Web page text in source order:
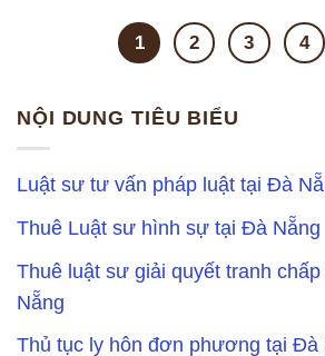
1 2 3 4
NỘI DUNG TIÊU BIỂU
Luật sư tư vấn pháp luật tại Đà
Thuê Luật sư hình sự tại Đà Nẵng
Thuê luật sư giải quyết tranh
Nẵng
Thủ tục ly hôn đơn phương tại Đà